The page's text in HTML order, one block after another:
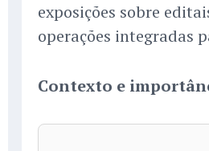
exposições sobre
operações integradas
Contexto e